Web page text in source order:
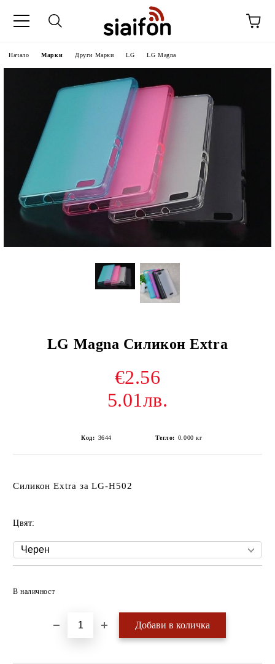
Начало Марки Други Марки LG LG Magna
LG Magna Силикон Extra
€2.56
5.01лв.
Код: 3644 Тегло: 0.000 кг
Силикон Extra за LG-H502
Цвят:
В наличност